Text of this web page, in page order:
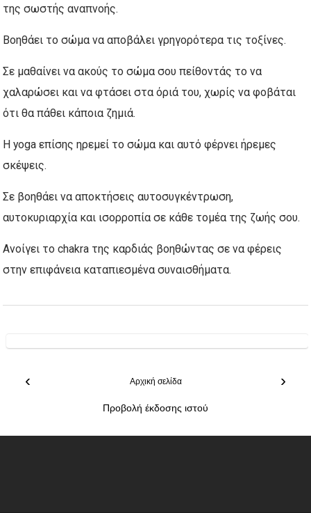
της σωστής αναπνοής.
Βοηθάει το σώμα να αποβάλει γρηγορότερα τις τοξίνες.
Σε μαθαίνει να ακούς το σώμα σου πείθοντάς το να
χαλαρώσει και να φτάσει στα όριά του, χωρίς να φοβάται
ότι θα πάθει κάποια ζημιά.
Η yoga επίσης ηρεμεί το σώμα και αυτό φέρνει ήρεμες
σκέψεις.
Σε βοηθάει να αποκτήσεις αυτοσυγκέντρωση,
αυτοκυριαρχία και ισορροπία σε κάθε τομέα της ζωής σου.
Ανοίγει το chakra της καρδιάς βοηθώντας σε να φέρεις
στην επιφάνεια καταπιεσμένα συναισθήματα.
‹ ›
Αρχική σελίδα
Προβολή έκδοσης ιστού